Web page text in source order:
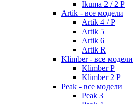
Ikuma 2 / 2 P
Artik - все модели
Artik 4 / P
Artik 5
Artik 6
Artik R
Klimber - все модели
Klimber P
Klimber 2 P
Peak - все модели
Peak 3